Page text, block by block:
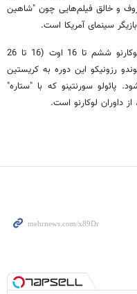
و خالق فیلم‌هایی چون "شاهین
سینمای آمریکا است.
شصت و یکمین جشنواره بین المللی فیلم لوکارنو ششم تا 16 اوت (16 تا 26
رزونیکو این دوره به کریستین
پائولو سورنتینو که با "ستاره"
داوران لوکارنو است.